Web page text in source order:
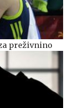
preživnino